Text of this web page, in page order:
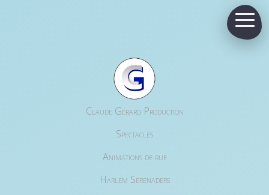
Claude Gérard Production
Spectacles
Animations de rue
Harlem Serenaders